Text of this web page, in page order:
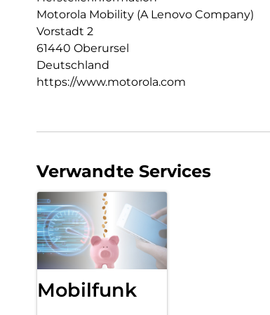
Motorola Mobility (A Lenovo Company)
Vorstadt 2
61440 Oberursel
Deutschland
https://www.motorola.com
Verwandte Services
Mobilfunk